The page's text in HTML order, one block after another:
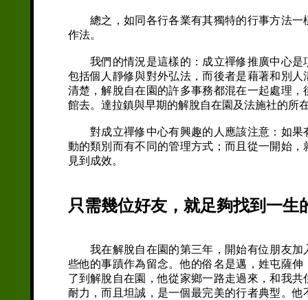
總之，如同各行各業有其獨特的行事方法一
作法。
我們的情況是這樣的：成立禪修推廣中心是
包括個人靜修與對外弘法，而後者是藉著和別
清楚，解脫自在園的許多事務都混在一起處理
館去。達拉鎮與早期的解脫自在園及法施社的所
對成立禪修中心有興趣的人應該注意：如果
動的類別而有不同的管理方式；而且從一開始
見到成效。
只需幾位好友，就足夠找到一生
我在解脫自在園的第三年，開始有位朋友加
些他的事蹟作為留念。他的俗名是邁，姓屯薩
了到解脫自在園，他從家鄉一路走過來，和我
耐力，而且坦誠，是一個最完美的行者典型。